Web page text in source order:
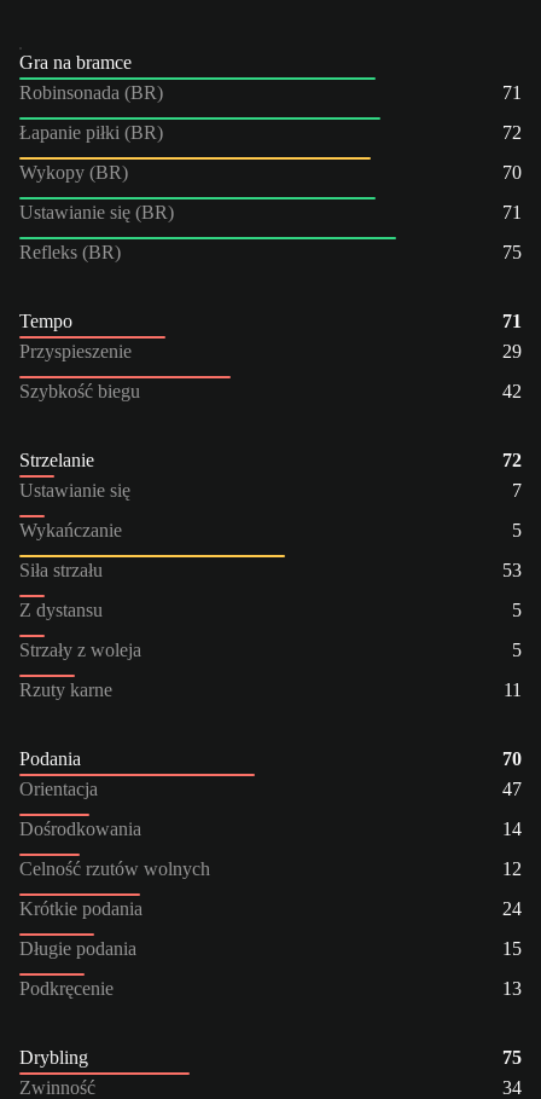
Gra na bramce
Robinsonada (BR)
71
Łapanie piłki (BR)
72
Wykopy (BR)
70
Ustawianie się (BR)
71
Refleks (BR)
75
Tempo
71
Przyspieszenie
29
Szybkość biegu
42
Strzelanie
72
Ustawianie się
7
Wykańczanie
5
Siła strzału
53
Z dystansu
5
Strzały z woleja
5
Rzuty karne
11
Podania
70
Orientacja
47
Dośrodkowania
14
Celność rzutów wolnych
12
Krótkie podania
24
Długie podania
15
Podkręcenie
13
Drybling
75
Zwinność
34